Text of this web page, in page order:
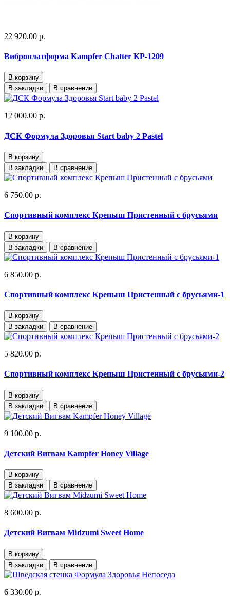
22 920.00 р.
Виброплатформа Kampfer Chatter KP-1209
В корзину
В закладки
В сравнение
12 000.00 р.
ДСК Формула Здоровья Start baby 2 Pastel
В корзину
В закладки
В сравнение
6 750.00 р.
Спортивный комплекс Крепыш Пристенный с брусьями
В корзину
В закладки
В сравнение
6 850.00 р.
Спортивный комплекс Крепыш Пристенный с брусьями-1
В корзину
В закладки
В сравнение
5 820.00 р.
Спортивный комплекс Крепыш Пристенный с брусьями-2
В корзину
В закладки
В сравнение
9 100.00 р.
Детский Вигвам Kampfer Honey Village
В корзину
В закладки
В сравнение
8 600.00 р.
Детский Вигвам Midzumi Sweet Home
В корзину
В закладки
В сравнение
6 330.00 р.